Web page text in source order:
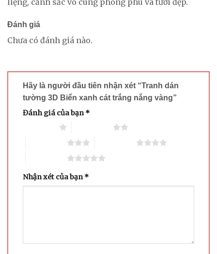
Đánh giá
Chưa có đánh giá nào.
Hãy là người đầu tiên nhận xét “Tranh dán
tường 3D Biển xanh cát trắng nắng vàng”
Đánh giá của bạn *
Nhận xét của bạn*